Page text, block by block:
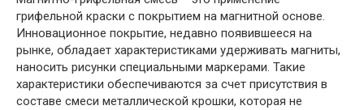
грифельной краски с покрытием на магнитной основе.
Инновационное покрытие, недавно появившееся на
рынке, обладает характеристиками удерживать магниты,
наносить рисунки специальными маркерами. Такие
характеристики обеспечиваются за счет присутствия в
составе смеси металлической крошки, которая не